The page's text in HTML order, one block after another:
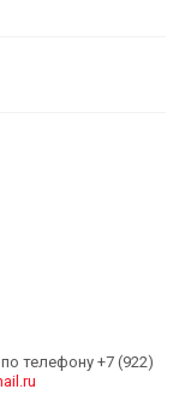
телефону +7 (922)